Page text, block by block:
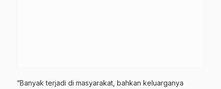
“Banyak terjadi di masyarakat, bahkan keluarganya